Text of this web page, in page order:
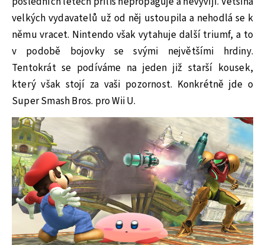
velkých vydavatelů už od něj ustoupila a nehodlá se k
němu vracet. Nintendo však vytahuje další triumf, a to
v podobě bojovky se svými největšími hrdiny.
Tentokrát se podíváme na jeden již starší kousek,
který však stojí za vaši pozornost. Konkrétně jde o
Super Smash Bros. pro Wii U.